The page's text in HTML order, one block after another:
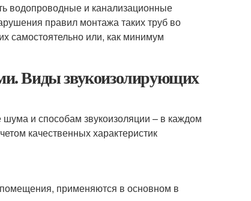
водопроводные и канализационные
правил монтажа таких труб во
самостоятельно или, как минимум
Виды звукоизолирующих
и способам звукоизоляции – в каждом
качественных характеристик
применяются в основном в